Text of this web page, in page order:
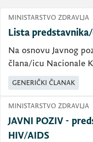
MINISTARSTVO ZDRAVLJA
Lista
Na osnovu Javnog
člana/icu Nacionale
GENERIČKI ČLANAK
MINISTARSTVO ZDRAVLJA
JAVNI POZIV -
HIV/AIDS